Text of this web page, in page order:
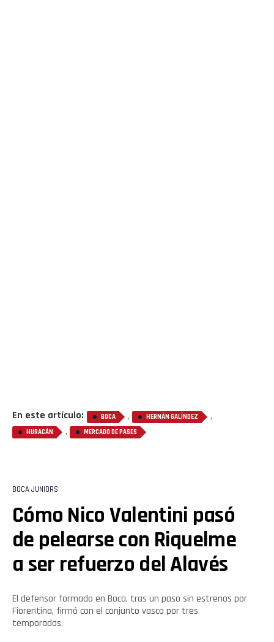
En este artículo: BOCA , HERNÁN GALÍNDEZ ,
HURACÁN , MERCADO DE PASES
BOCA JUNIORS
Cómo Nico Valentini pasó
de pelearse con Riquelme
a ser refuerzo del Alavés
El defensor formado en Boca, tras un paso sin estrenos por
Fiorentina, firmó con el conjunto vasco por tres
temporadas.
Flipboard
Reddit
Pinterest
Whatsapp